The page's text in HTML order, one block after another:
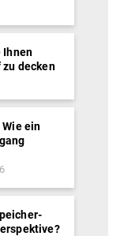
Ihnen
decken
ein